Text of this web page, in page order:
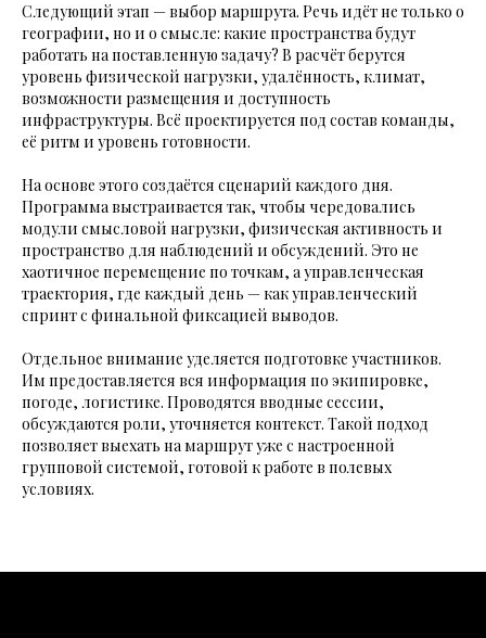
Следующий этап — выбор маршрута. Речь идёт не только о
географии, но и о смысле: какие пространства будут
работать на поставленную задачу? В расчёт берутся
уровень физической нагрузки, удалённость, климат,
возможности размещения и доступность
инфраструктуры. Всё проектируется под состав команды,
её ритм и уровень готовности.
На основе этого создаётся сценарий каждого дня.
Программа выстраивается так, чтобы чередовались
модули смысловой нагрузки, физическая активность и
пространство для наблюдений и обсуждений. Это не
хаотичное перемещение по точкам, а управленческая
траектория, где каждый день — как управленческий
спринт с финальной фиксацией выводов.
Отдельное внимание уделяется подготовке участников.
Им предоставляется вся информация по экипировке,
погоде, логистике. Проводятся вводные сессии,
обсуждаются роли, уточняется контекст. Такой подход
позволяет выехать на маршрут уже с настроенной
групповой системой, готовой к работе в полевых
условиях.